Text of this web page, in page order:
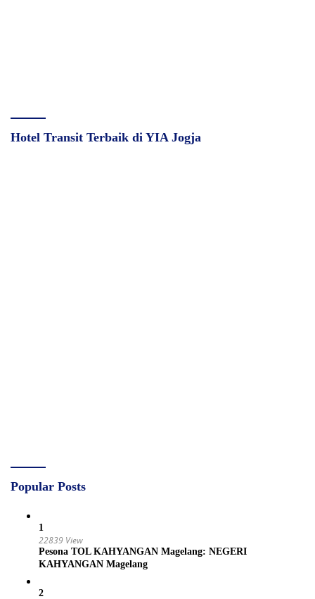
Hotel Transit Terbaik di YIA Jogja
Popular Posts
1
22839 View
Pesona TOL KAHYANGAN Magelang: NEGERI
KAHYANGAN Magelang
2